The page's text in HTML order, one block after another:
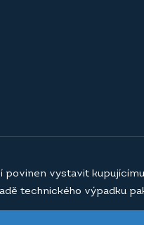
povinen vystavit
technického výpadku